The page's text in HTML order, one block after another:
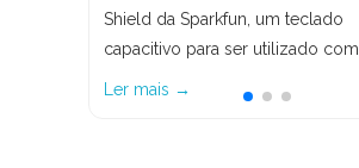
Shield da Sparkfun, um teclado
capacitivo para ser utilizado com…
Ler mais →